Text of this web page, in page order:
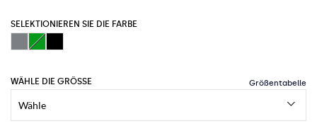
SELEKTIONIEREN SIE DIE FARBE
WÄHLE DIE GRÖSSE